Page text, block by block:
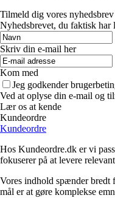
Tilmeld dig vores nyhedsbrev
Nyhedsbrevet, du faktisk har
Skriv din e-mail her
Kom med
Jeg godkender
Ved at oplyse din e-mail og
Lær os at kende
Kundeordre
Kundeordre
Hos Kundeordre.dk er vi
fokuserer på at levere
Vores indhold spænder bredt
mål er at gøre komplekse